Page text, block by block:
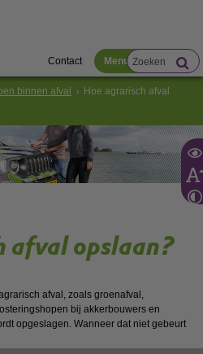
Contact Menu
binnen afval
Hoe agrarisch afval
afval opslaan?
afval, zoals groenafval,
bij akkerbouwers en
opgeslagen. Wanneer dat niet gebeurt